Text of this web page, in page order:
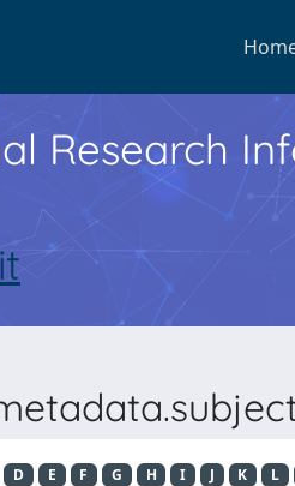
Research
D E F G H I J K L